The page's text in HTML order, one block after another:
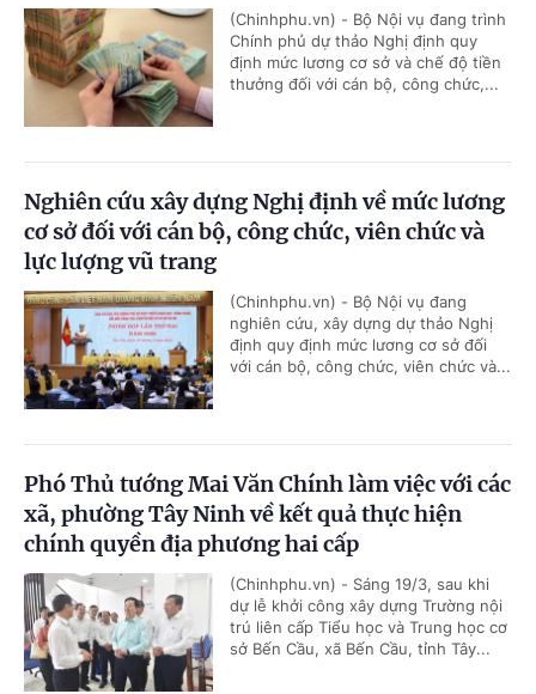
(Chinhphu.vn) - Bộ Nội vụ đang trình
Chính phủ dự thảo Nghị định quy
định mức lương cơ sở và chế độ tiền
thưởng đối với cán bộ, công chức,...
Nghiên cứu xây dựng Nghị định về mức lương
cơ sở đối với cán bộ, công chức, viên chức và
lực lượng vũ trang
(Chinhphu.vn) - Bộ Nội vụ đang
nghiên cứu, xây dựng dự thảo Nghị
định quy định mức lương cơ sở đối
với cán bộ, công chức, viên chức và...
Phó Thủ tướng Mai Văn Chính làm việc với các
xã, phường Tây Ninh về kết quả thực hiện
chính quyền địa phương hai cấp
(Chinhphu.vn) - Sáng 19/3, sau khi
dự lễ khởi công xây dựng Trường nội
trú liên cấp Tiểu học và Trung học cơ
sở Bến Cầu, xã Bến Cầu, tỉnh Tây...